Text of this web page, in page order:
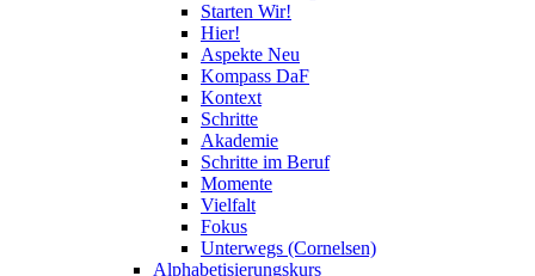
Starten Wir!
Hier!
Aspekte Neu
Kompass DaF
Kontext
Schritte
Akademie
Schritte im Beruf
Momente
Vielfalt
Fokus
Unterwegs (Cornelsen)
Alphabetisierungskurs